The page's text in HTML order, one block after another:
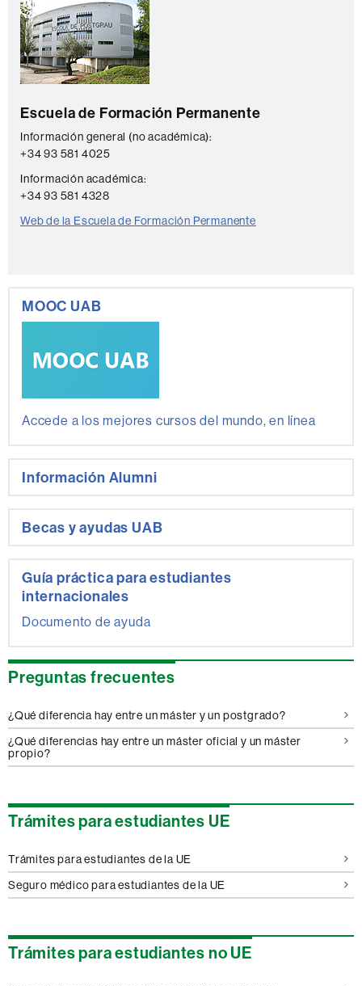
complementaria
o
n
t
c
t
o
Escuela de Formación Permanente
Información general (no académica):
+34 93 581 4025
Información académica:
+34 93 581 4328
Web de la Escuela de Formación Permanente
MOOC UAB
Accede a los mejores cursos del mundo, en línea
Información Alumni
Becas y ayudas UAB
Guía práctica para estudiantes
internacionales
Documento de ayuda
Preguntas frecuentes
¿Qué diferencia hay entre un máster y un postgrado?
¿Qué diferencias hay entre un máster oficial y un máster
propio?
Trámites para estudiantes UE
Trámites para estudiantes de la UE
Seguro médico para estudiantes de la UE
Trámites para estudiantes no UE